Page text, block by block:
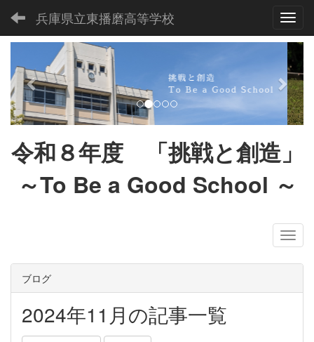
兵庫県立東播磨高等学校
r
e
v
i
o
u
s
n
e
x
t
令和８年度 「挑戦と創造」
～To Be a Good School ～
ブログ
2024年11月の記事一覧